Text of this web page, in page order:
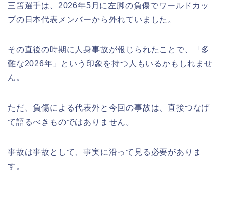
三笘選手は、2026年5月に左脚の負傷でワールドカッ
プの日本代表メンバーから外れていました。
その直後の時期に人身事故が報じられたことで、「多
難な2026年」という印象を持つ人もいるかもしれませ
ん。
ただ、負傷による代表外と今回の事故は、直接つなげ
て語るべきものではありません。
事故は事故として、事実に沿って見る必要がありま
す。